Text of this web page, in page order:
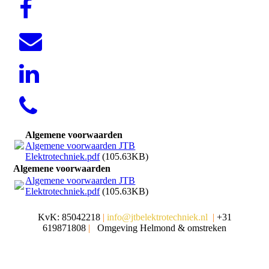
Algemene voorwaarden
Algemene voorwaarden JTB
Elektrotechniek.pdf(105.63KB)
Algemene voorwaarden
Algemene voorwaarden JTB
Elektrotechniek.pdf(105.63KB)
KvK: 85042218| info@jtbelektrotechniek.nl | +31
619871808 | Omgeving Helmond & omstreken